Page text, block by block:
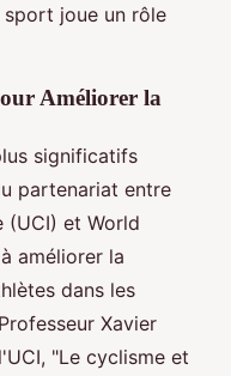
joue un rôle
Améliorer la
significatifs
partenariat entre
(UCI) et World
améliorer la
dans les
Xavier
"Le cyclisme et